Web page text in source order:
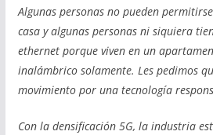
Algunas personas no pueden
casa y algunas personas ni siquiera
ethernet porque viven en un
inalámbrico solamente. Les pedimos
movimiento por una tecnología
Con la densificación 5G, la industria est